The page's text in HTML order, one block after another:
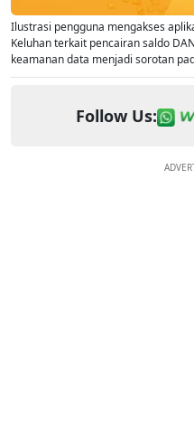
Ilustrasi pengguna mengakses
Keluhan terkait pencairan saldo
keamanan data menjadi sorotan
Follow Us: